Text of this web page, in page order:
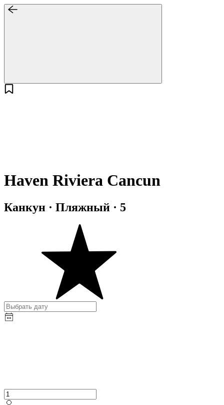
Haven Riviera Cancun
Канкун · Пляжный · 5